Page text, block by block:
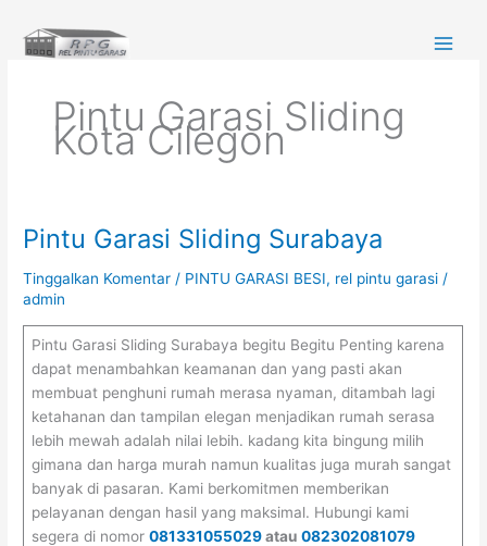
konten
Pintu Garasi Sliding
Kota Cilegon
Pintu Garasi Sliding Surabaya
Tinggalkan Komentar / PINTU GARASI BESI, rel pintu garasi /
admin
Pintu Garasi Sliding Surabaya begitu Begitu Penting karena
dapat menambahkan keamanan dan yang pasti akan
membuat penghuni rumah merasa nyaman, ditambah lagi
ketahanan dan tampilan elegan menjadikan rumah serasa
lebih mewah adalah nilai lebih. kadang kita bingung milih
gimana dan harga murah namun kualitas juga murah sangat
banyak di pasaran. Kami berkomitmen memberikan
pelayanan dengan hasil yang maksimal. Hubungi kami
segera di nomor 081331055029atau 082302081079
Pintu
Sliding
Surabaya